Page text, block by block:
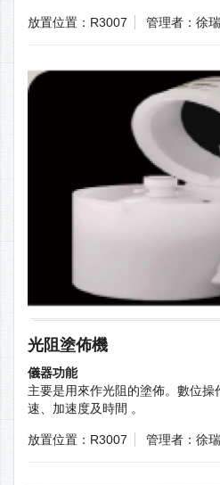
放置位置：R3007 管理者：徐
光阻塗佈機
儀器功能
主要是用來作光阻的塗佈。數位
速、加速度及時間 。
放置位置：R3007 管理者：徐